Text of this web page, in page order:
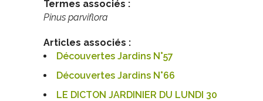
Termes associés :
Pinus parviflora
Articles associés :
Découvertes Jardins N°57
Découvertes Jardins N°66
LE DICTON JARDINIER DU LUNDI 30